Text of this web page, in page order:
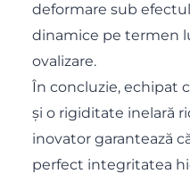
deformare sub
dinamice pe termen
ovalizare.
În concluzie, echipat
și o rigiditate inelară
inovator garantează
perfect integritatea